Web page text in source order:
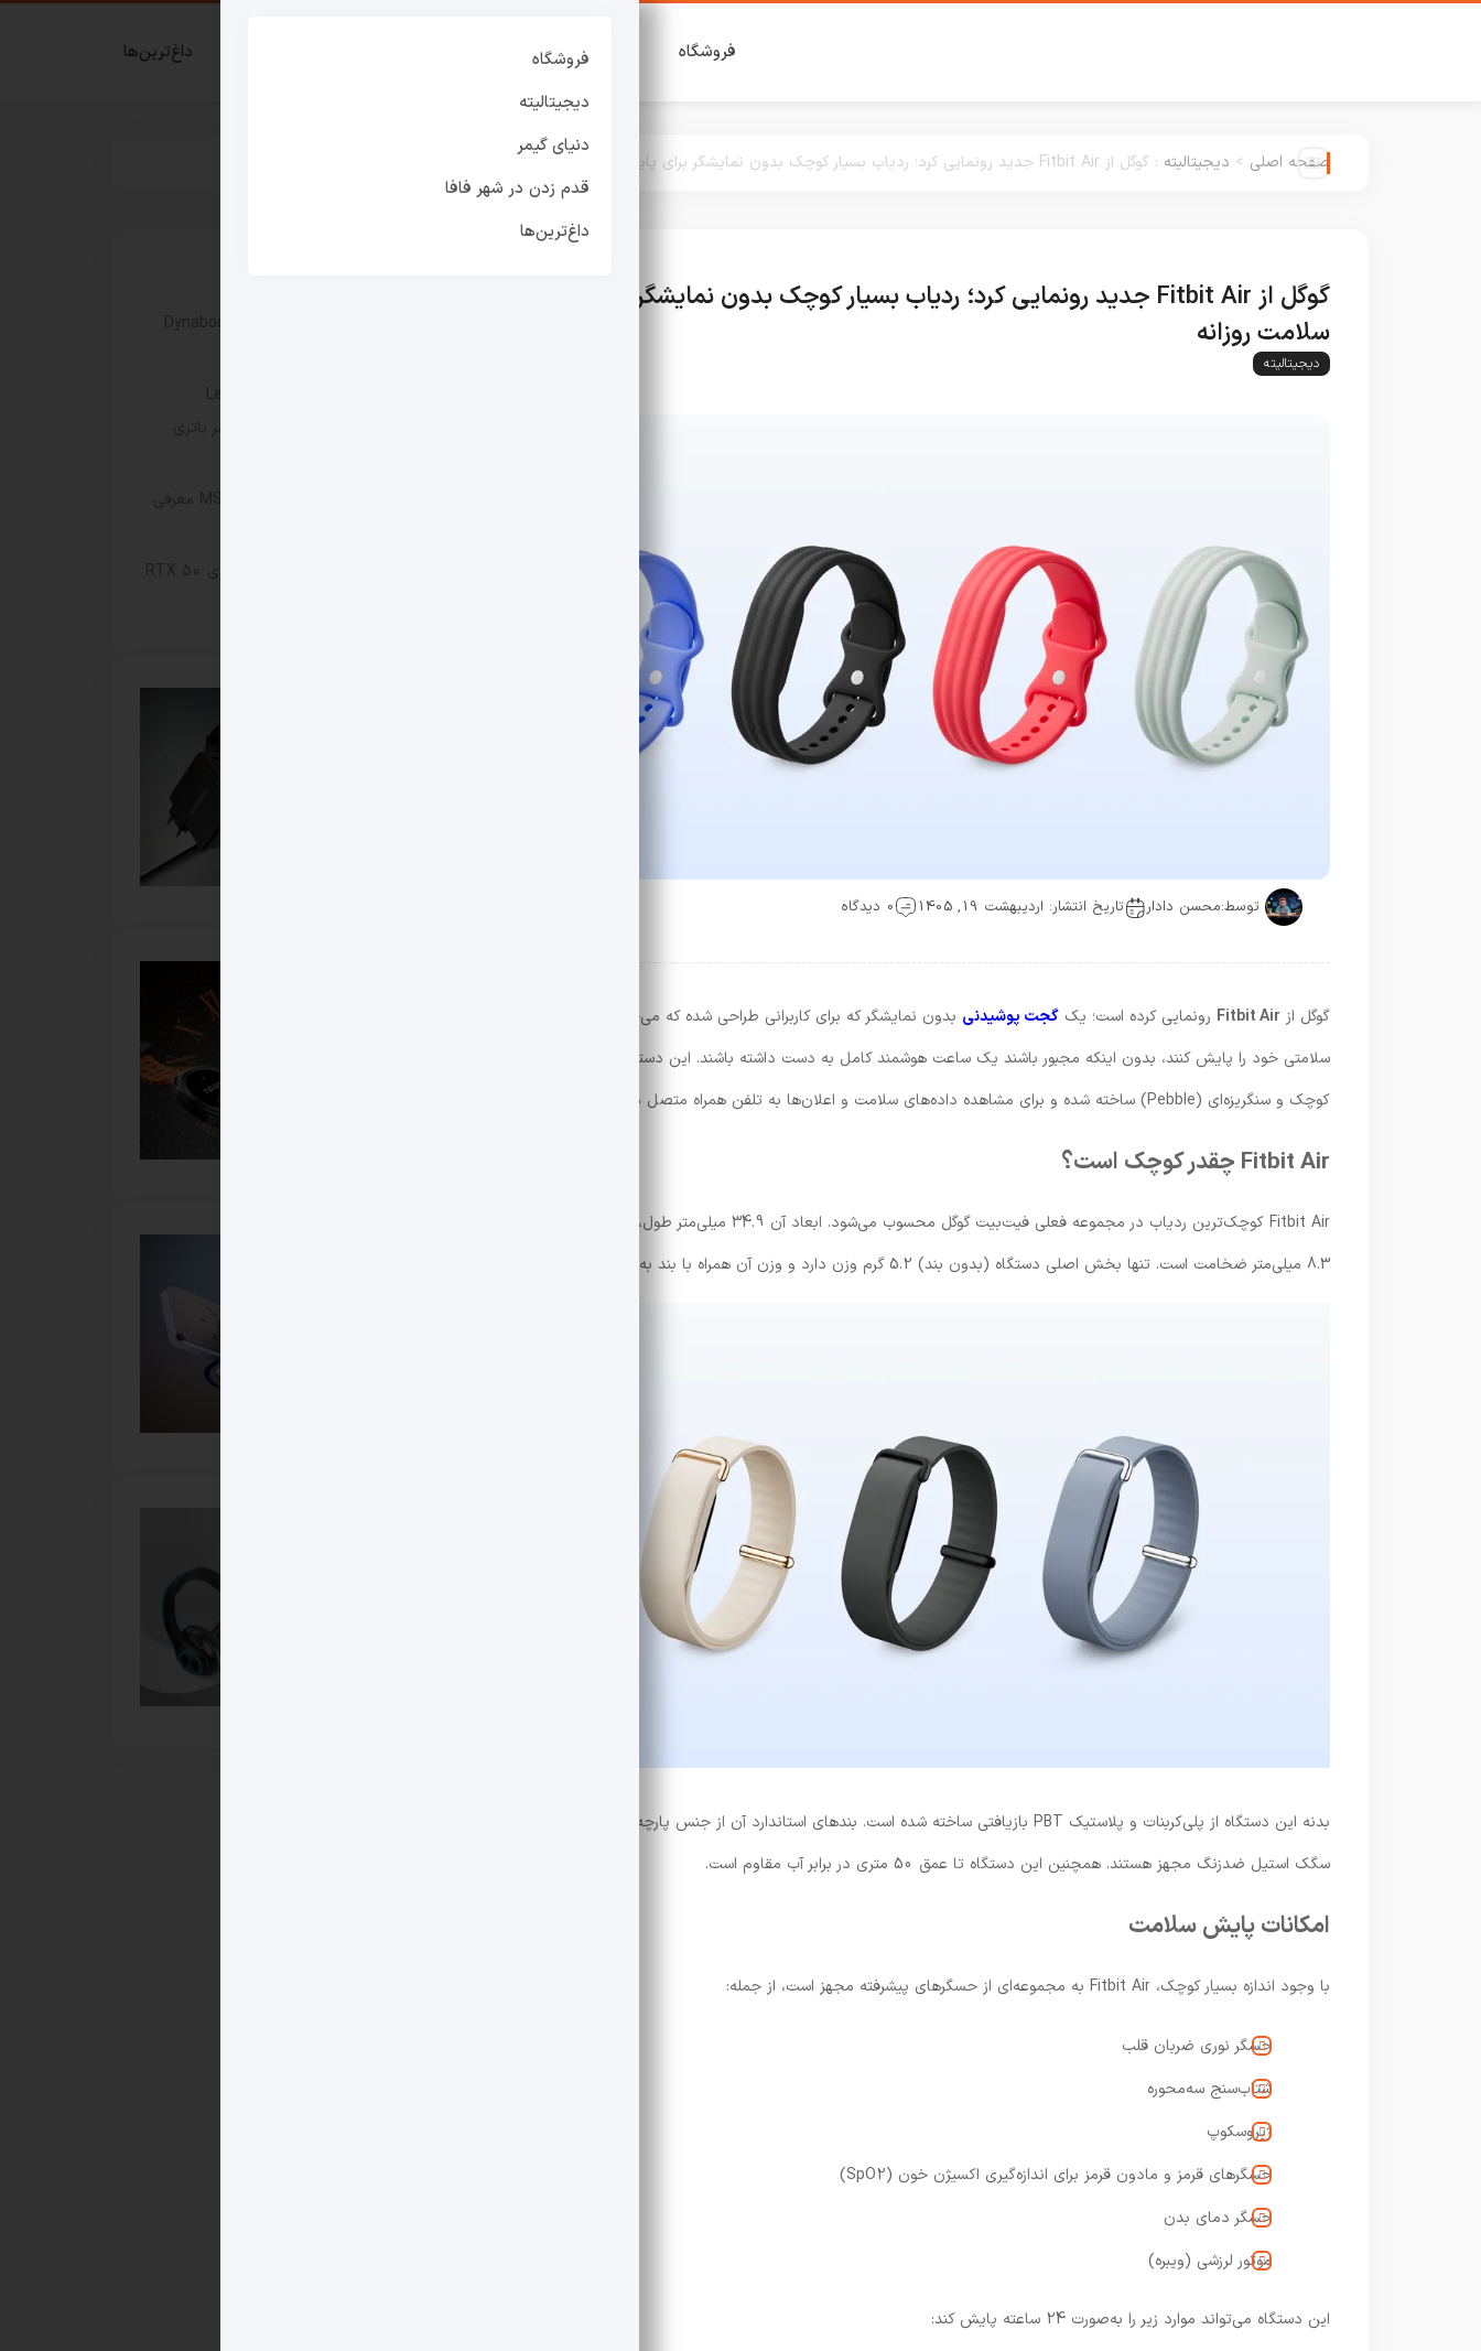
فروشگاه دیجیتالیته داغ‌ترین‌ها
فروشگاه
دیجیتالیته
دنیای گیمر
قدم زدن در شهر فافا
داغ‌ترین‌ها
صفحه اصلی > دیجیتالیته : گوگل از Fitbit Air جدید رونمایی کرد؛ ردیاب بسیار کوچک بدون نمایشگر برای پایش سلامت روزانه
گوگل از Fitbit Air جدید رونمایی کرد؛ ردیاب بسیار کوچک بدون نمایشگر برای پایش
سلامت روزانه
دیجیتالیته
توسط:محسن دادار تاریخ انتشار: اردیبهشت 19, 1405 0 دیدگاه
گوگل از Fitbit Air رونمایی کرده است؛ یک گجت پوشیدنی بدون نمایشگر که برای کاربرانی طراحی شده که می‌خواهند وضعیت
سلامتی خود را پایش کنند، بدون اینکه مجبور باشند یک ساعت هوشمند کامل به دست داشته باشند. این دستگاه با طراحی بسیار
کوچک و سنگریزه‌ای (Pebble) ساخته شده و برای مشاهده داده‌های سلامت و اعلان‌ها به تلفن همراه متصل می‌شود.
Fitbit Air چقدر کوچک است؟
8.3 میلی‌متر ضخامت است. تنها بخش اصلی دستگاه (بدون بند) 5.2 گرم وزن دارد و وزن آن همراه با بند به 12 گرم می‌رسد.
بدنه این دستگاه از پلی‌کربنات و پلاستیک PBT بازیافتی ساخته شده است. بندهای استاندارد آن از جنس پارچه‌ای بوده و به یک
سگک استیل ضدزنگ مجهز هستند. همچنین این دستگاه تا عمق 50 متری در برابر آب مقاوم است.
امکانات پایش سلامت
با وجود اندازه بسیار کوچک، Fitbit Air به مجموعه‌ای از حسگرهای پیشرفته مجهز است، از جمله:
حسگر نوری ضربان قلب
شتاب‌سنج سه‌محوره
ژیروسکوپ
حسگرهای قرمز و مادون قرمز برای اندازه‌گیری اکسیژن خون (SpO2)
حسگر دمای بدن
موتور لرزشی (ویبره)
این دستگاه می‌تواند موارد زیر را به‌صورت 24 ساعته پایش کند:
بررسی سری جدید لپ‌ تاپ‌ های Dynabook
لپ‌ تاپ Lenovo IdeaPad 5 2-in-1
14Q8Y11 با عملکرد سریع‌تر و عمر باتری
مانیتور گیمینگ MSI MAG 271KPD7 معرفی
افزایش قیمت کارت‌های گرافیک سری RTX 50